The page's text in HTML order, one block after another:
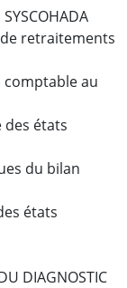
retraitements
comptable au
des états
du bilan
états
DIAGNOSTIC